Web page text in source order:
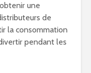
une
de
la consommation
pendant les